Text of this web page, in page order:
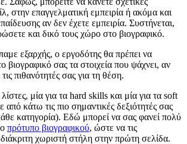
στην επαγγελματική εμπειρία ή ακόμα και
αν δεν έχετε εμπειρία. Συστήνεται,
και δικό τους χώρο στο βιογραφικό.
εξαρχής, ο εργοδότης θα πρέπει να
βιογραφικό σας τα στοιχεία που ψάχνει, αν
πιθανότητές σας για τη θέση.
μία για τα hard skills και μία για τα soft
κάτω τις πιο σημαντικές δεξιότητές σας
κατηγορία). Εδώ μπορεί να σας φανεί πολύ
πρότυπο βιογραφικού, ώστε να τις
χωριστή στήλη στην πρώτη σελίδα.